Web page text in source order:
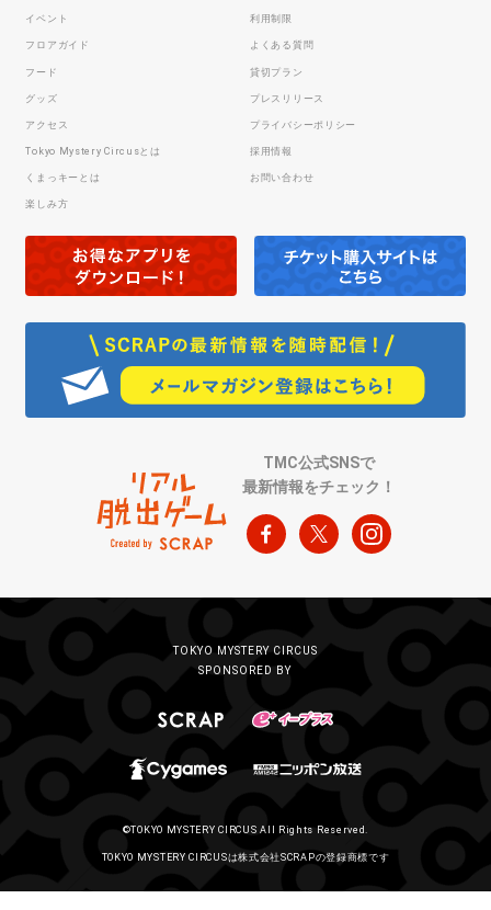
イベント
フロアガイド
フード
グッズ
アクセス
Tokyo Mystery Circusとは
くまっキーとは
楽しみ方
利用制限
よくある質問
貸切プラン
プレスリリース
プライバシーポリシー
採用情報
お問い合わせ
TMC公式SNSで
最新情報をチェック！
TOKYO MYSTERY CIRCUS
SPONSORED BY
©TOKYO MYSTERY CIRCUS All Rights Reserved.
TOKYO MYSTERY CIRCUSは株式会社SCRAPの登録商標です